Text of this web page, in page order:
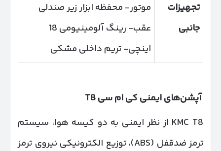
تجهیزات
جانبی
موتور- محفظه ابزار زیر صندلی
عقب- رینگ آلومینیومی 18
اینچی- تریم داخلی مشکی
آپشن‌های ایمنی کی ام سی
KMC T8 از نظر ایمنی به دو کیسه هوا، سیستم
ترمز ضدقفل (ABS)، توزیع الکترونیکی نیروی ترمز